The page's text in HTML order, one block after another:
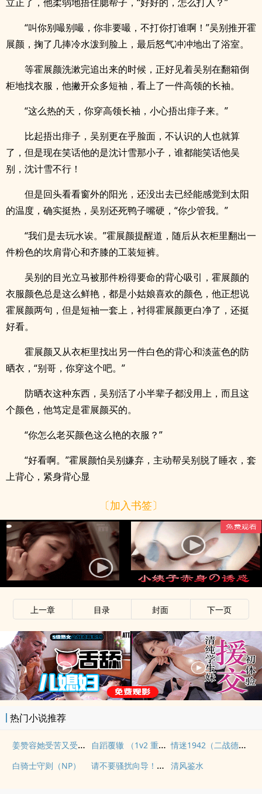
“叫你别嘬别嘬，你非要嘬，不打你打谁啊！”吴别推开霍
展颜，掬了几捧冷水泼到脸上，最后怒气冲冲地出了浴室。
等霍展颜洗漱完追出来的时候，正好见着吴别在翻箱倒
柜地找衣服，他撇开众多短袖，看上了一件高领的长袖。
“这么热的天，你穿高领长袖，小心捂出痱子来。”
比起捂出痱子，吴别更在乎脸面，不认识的人也就算
了，但是现在笑话他的是沈计雪那小子，谁都能笑话他吴
别，沈计雪不行！
但是回头看看窗外的阳光，还没出去已经能感觉到太阳
的温度，确实挺热，吴别还死鸭子嘴硬，“你少管我。”
“我们是去玩水诶。”霍展颜提醒道，随后从衣柜里翻出一
件粉色的坎肩背心和齐膝的工装短裤。
吴别的目光立马被那件粉得要命的背心吸引，霍展颜的
衣服颜色总是这么鲜艳，都是小姑娘喜欢的颜色，他正想说
霍展颜两句，但是短袖一套上，衬得霍展颜更白净了，还挺
好看。
霍展颜又从衣柜里找出另一件白色的背心和淡蓝色的防
晒衣，“别哥，你穿这个吧。”
防晒衣这种东西，吴别活了小半辈子都没用上，而且这
个颜色，他笃定是霍展颜买的。
“你怎么老买颜色这么艳的衣服？”
“好看啊。”霍展颜怕吴别嫌弃，主动帮吴别脱了睡衣，套
上背心，紧身背心显
〔加入书签〕
上一章 目录 封面 下一页
热门小说推荐
姜赞容她受苦又受难（NPH） 自蹈覆辙 （1v2 重生） 情迷1942（二战德国）
白骑士守则（NP） 请不要骚扰向导！（哨向NPH） 清风鉴水